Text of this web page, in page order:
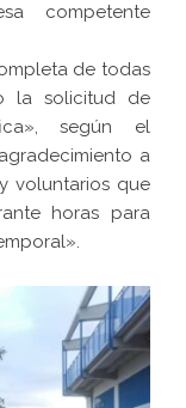
competente
de todas
la solicitud de
según el
a
voluntarios que
horas para